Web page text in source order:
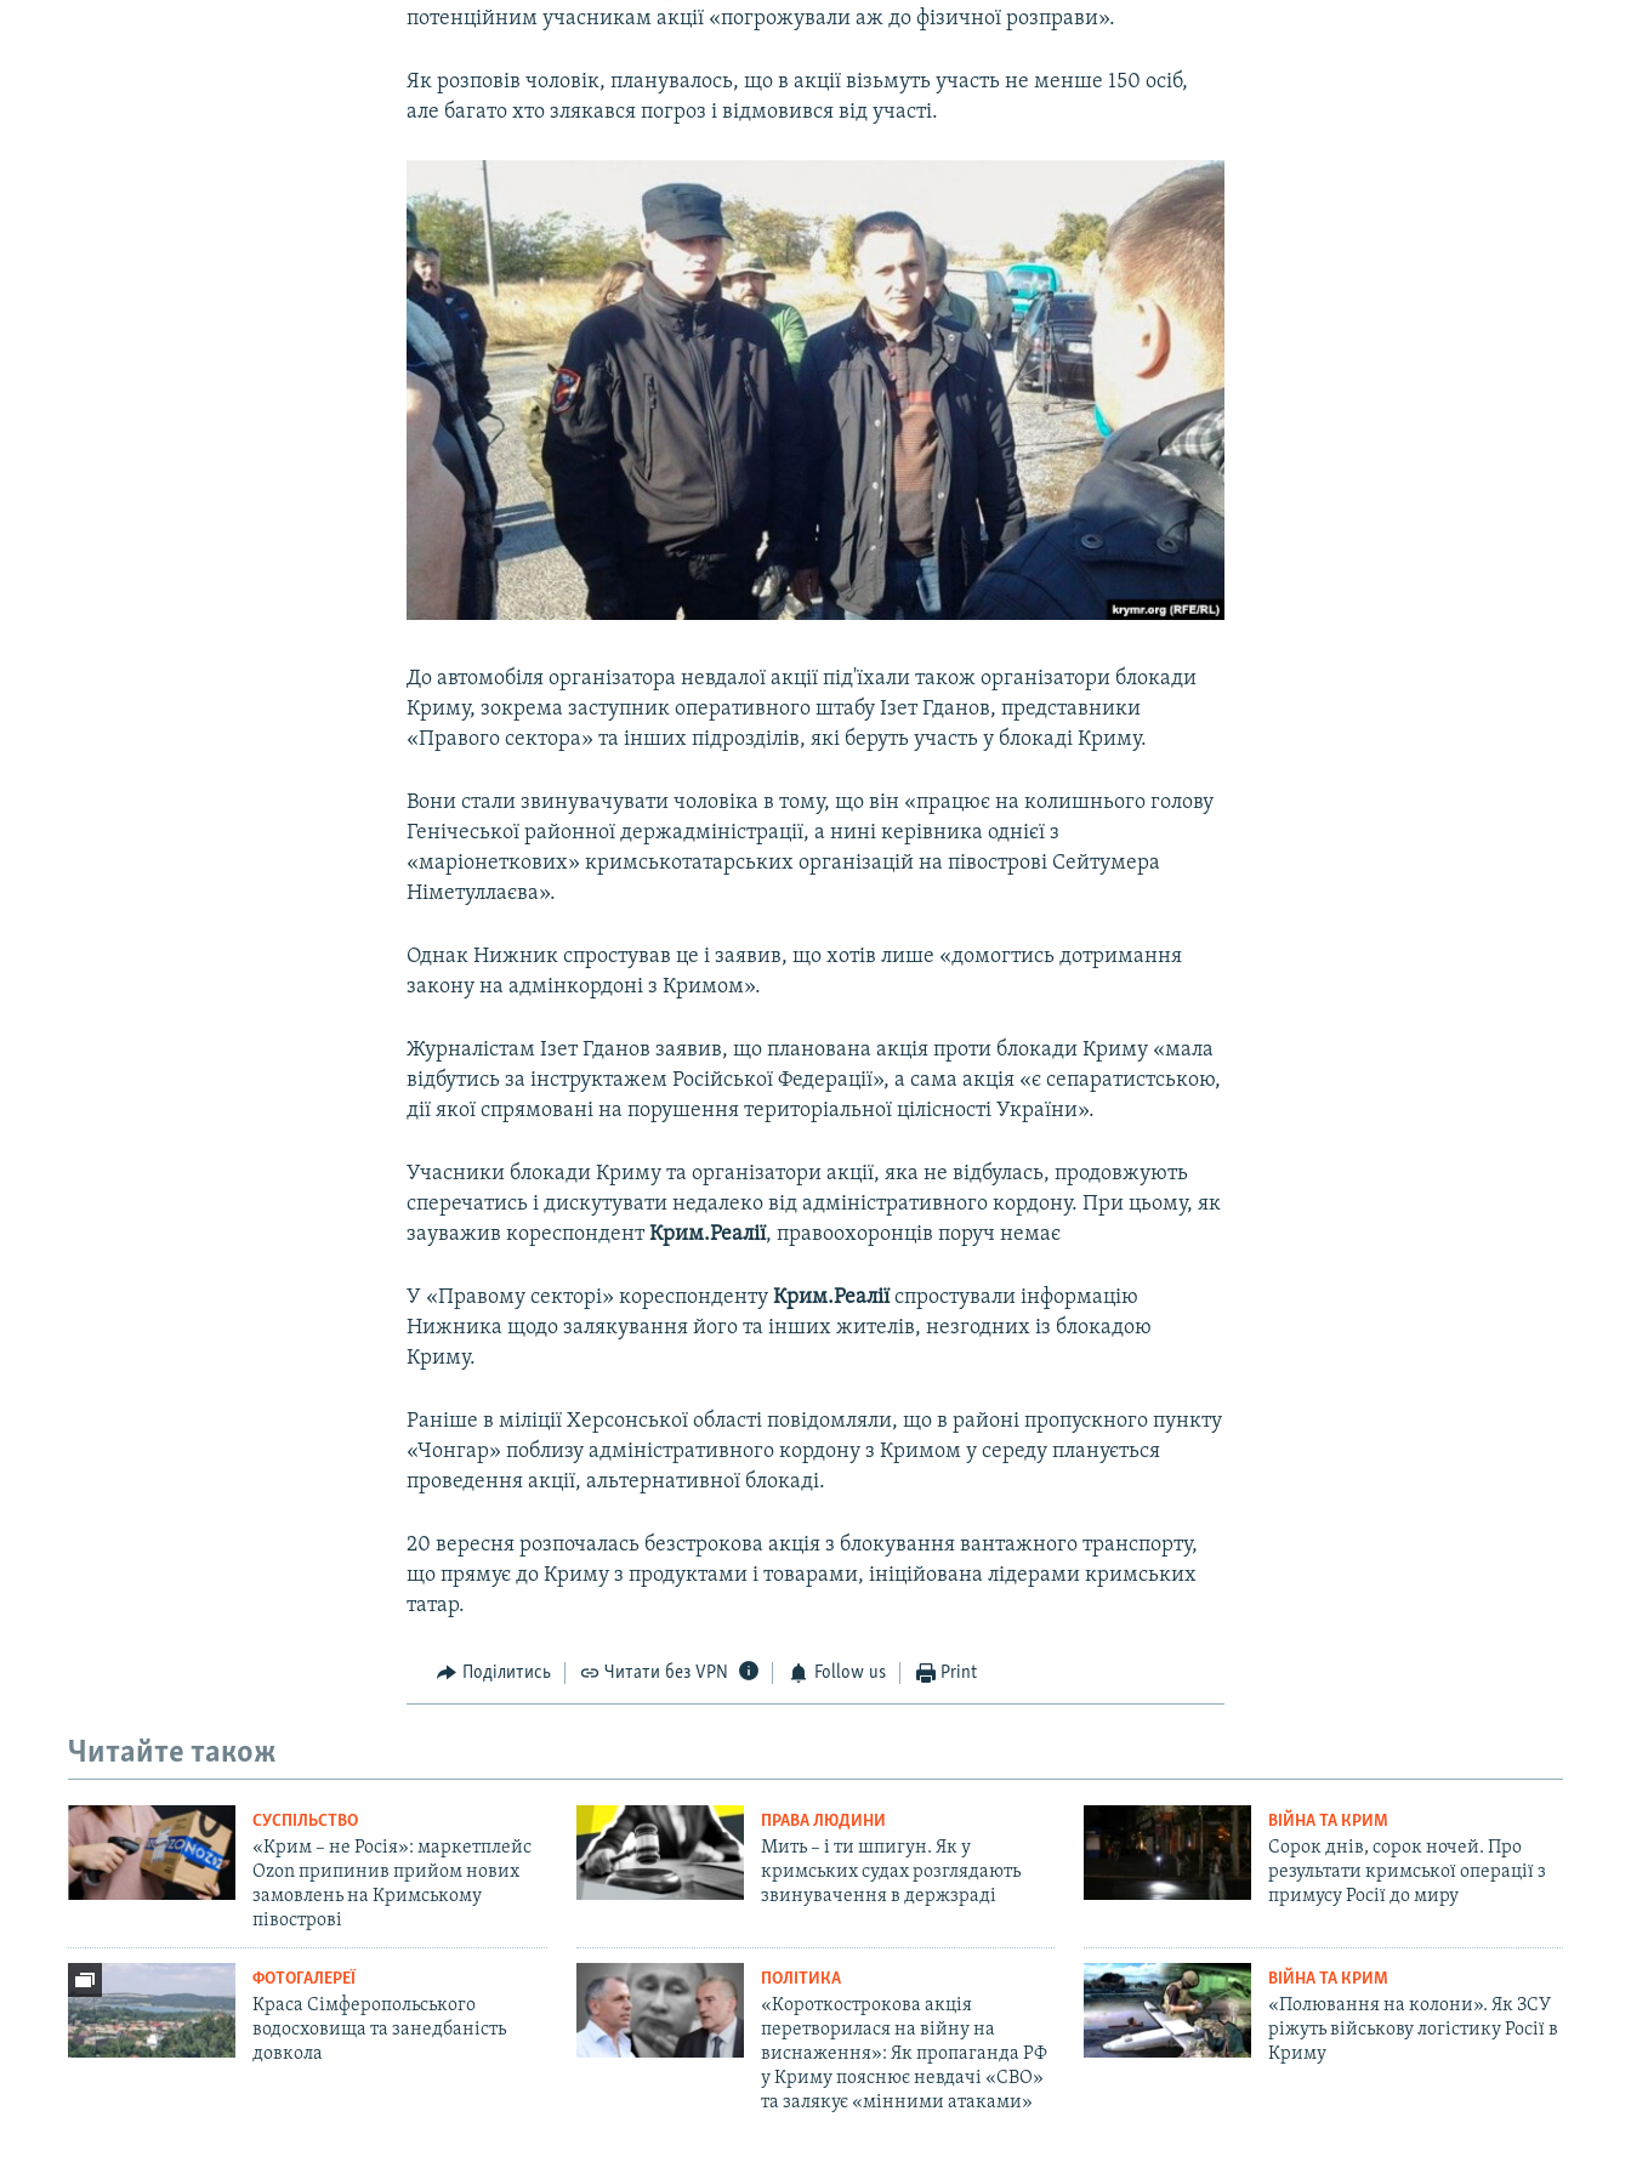
потенційним учасникам акції «погрожували аж до фізичної розправи».
Як розповів чоловік, планувалось, що в акції візьмуть участь не менше 150 осіб,
але багато хто злякався погроз і відмовився від участі.
До автомобіля організатора невдалої акції під'їхали також організатори блокади
Криму, зокрема заступник оперативного штабу Ізет Гданов, представники
«Правого сектора» та інших підрозділів, які беруть участь у блокаді Криму.
Вони стали звинувачувати чоловіка в тому, що він «працює на колишнього голову
Генічеської районної держадміністрації, а нині керівника однієї з
«маріонеткових» кримськотатарських організацій на півострові Сейтумера
Німетуллаєва».
Однак Нижник спростував це і заявив, що хотів лише «домогтись дотримання
закону на адмінкордоні з Кримом».
Журналістам Ізет Гданов заявив, що планована акція проти блокади Криму «мала
відбутись за інструктажем Російської Федерації», а сама акція «є сепаратистською,
дії якої спрямовані на порушення територіальної цілісності України».
Учасники блокади Криму та організатори акції, яка не відбулась, продовжують
сперечатись і дискутувати недалеко від адміністративного кордону. При цьому, як
зауважив кореспондентКрим.Реалії, правоохоронців поруч немає
У «Правому секторі» кореспондентуКрим.Реаліїспростували інформацію
Нижника щодо залякування його та інших жителів, незгодних із блокадою
Криму.
Раніше в міліції Херсонської області повідомляли, що в районі пропускного пункту
«Чонгар» поблизу адміністративного кордону з Кримом у середу планується
проведення акції, альтернативної блокаді.
20 вересня розпочалась безстрокова акція з блокування вантажного транспорту,
що прямує до Криму з продуктами і товарами, ініційована лідерами кримських
татар.
Поділитись Читати без VPN Follow us Print
Читайте також
СУСПІЛЬСТВО
«Крим – не Росія»: маркетплейс
Ozon припинив прийом нових
замовлень на Кримському
півострові
ПРАВА ЛЮДИНИ
Мить – і ти шпигун. Як у
кримських судах розглядають
звинувачення в держзраді
ВІЙНА ТА КРИМ
Сорок днів, сорок ночей. Про
результати кримської операції з
примусу Росії до миру
ФОТОГАЛЕРЕЇ
Краса Сімферопольського
водосховища та занедбаність
довкола
ПОЛІТИКА
«Короткострокова акція
перетворилася на війну на
виснаження»: Як пропаганда РФ
у Криму пояснює невдачі «СВО»
та залякує «мінними атаками»
ВІЙНА ТА КРИМ
«Полювання на колони». Як ЗСУ
ріжуть військову логістику Росії в
Криму